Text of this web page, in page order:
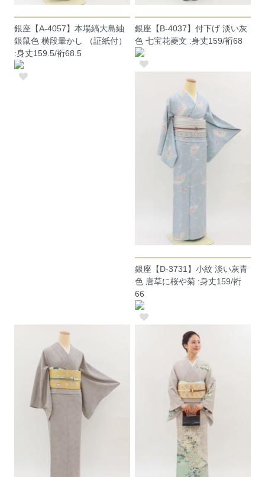
銀座【A-4057】本場縞大島紬
銀鼠色 横段暈かし （証紙付）
:身丈159.5/裄68.5
銀座【B-4037】付下げ 淡い灰
色 七宝花菱文 :身丈159/裄68
銀座【D-3731】小紋 淡い灰青
色 唐草に桜や菊 :身丈159/裄
66